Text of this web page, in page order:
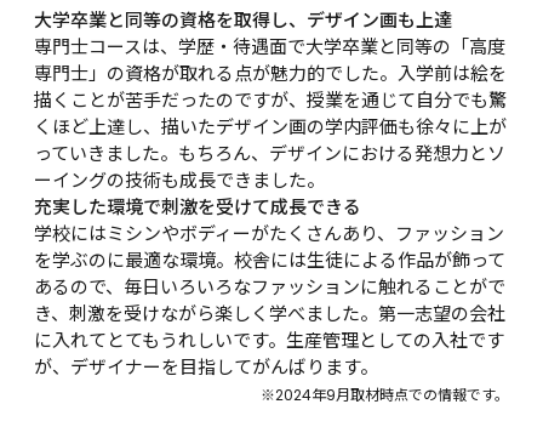
大学卒業と同等の資格を取得し、デザイン画も上達
専門士コースは、学歴・待遇面で大学卒業と同等の「高度
専門士」の資格が取れる点が魅力的でした。入学前は絵を
描くことが苦手だったのですが、授業を通じて自分でも驚
くほど上達し、描いたデザイン画の学内評価も徐々に上が
っていきました。もちろん、デザインにおける発想力とソ
ーイングの技術も成長できました。
充実した環境で刺激を受けて成長できる
学校にはミシンやボディーがたくさんあり、ファッション
を学ぶのに最適な環境。校舎には生徒による作品が飾って
あるので、毎日いろいろなファッションに触れることがで
き、刺激を受けながら楽しく学べました。第一志望の会社
に入れてとてもうれしいです。生産管理としての入社です
が、デザイナーを目指してがんばります。
※2024年9月取材時点での情報です。